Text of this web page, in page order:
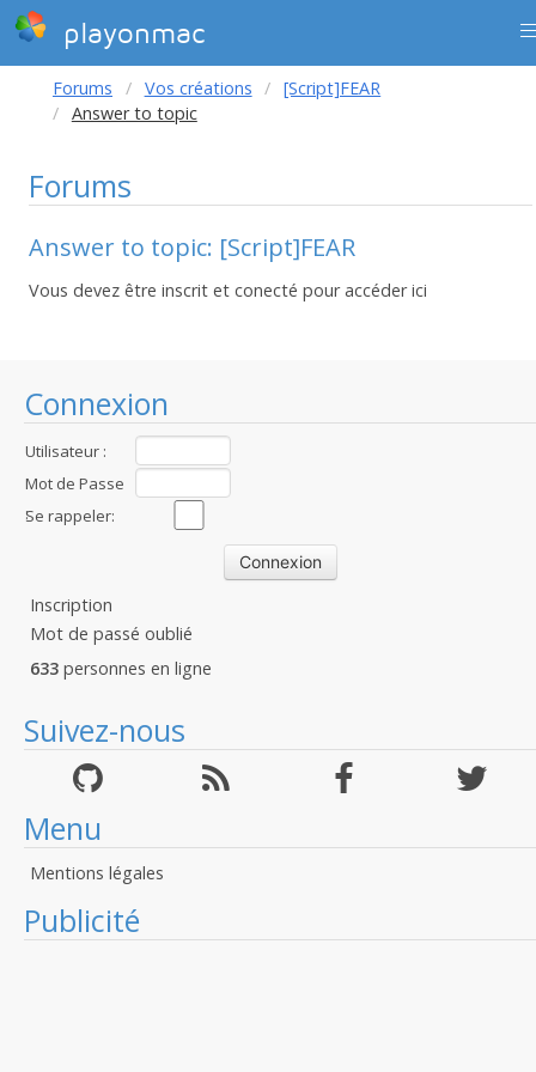
playonmac
Connexion
Utilisateur :
Mot de Passe
:Se rappeler:
Inscription
Mot de passé oublié
633 personnes en ligne
Suivez-nous
Menu
Mentions légales
Publicité
Forums Vos créations
[Script]FEAR
Answer to topic
Forums
Answer to topic: [Script]FEAR
Vous devez être inscrit et conecté pour accéder ici